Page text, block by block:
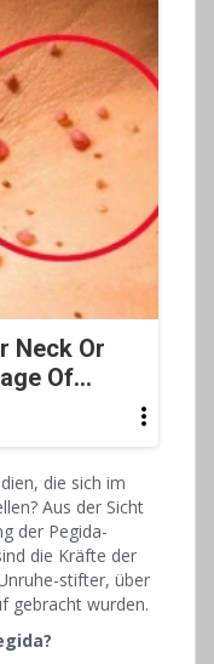
Neck Or
Of...
die sich im
Aus der Sicht
der Pegida-
die Kräfte der
stifter, über
gebracht wurden.